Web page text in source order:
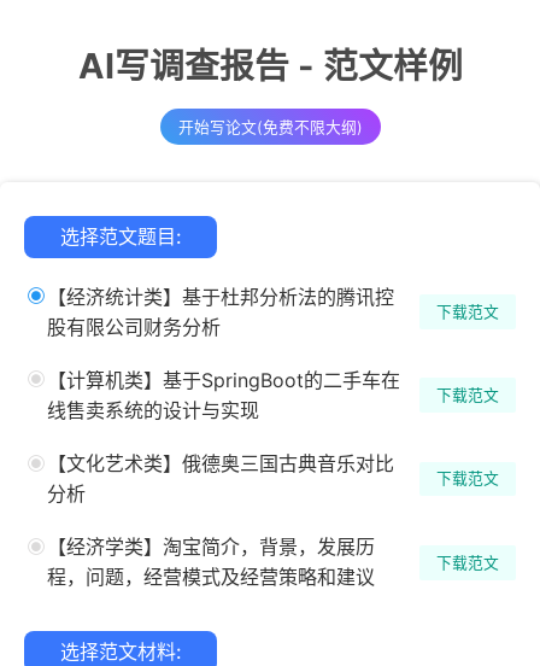
AI写调查报告 - 范文样例
开始写论文(免费不限大纲)
选择范文题目:
【经济统计类】基于杜邦分析法的腾讯控
股有限公司财务分析
下载范文
【计算机类】基于SpringBoot的二手车在
线售卖系统的设计与实现
下载范文
【文化艺术类】俄德奥三国古典音乐对比
分析
下载范文
【经济学类】淘宝简介，背景，发展历
程，问题，经营模式及经营策略和建议
下载范文
选择范文材料: